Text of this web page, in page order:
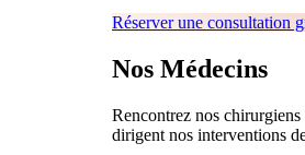
Réserver une consultation
Nos Médecins
Rencontrez nos
dirigent nos interventions